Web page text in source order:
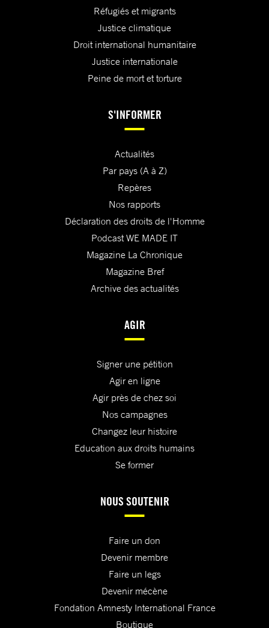
Réfugiés et migrants
Justice climatique
Droit international humanitaire
Justice internationale
Peine de mort et torture
S'INFORMER
Actualités
Par pays (A à Z)
Repères
Nos rapports
Déclaration des droits de l'Homme
Podcast WE MADE IT
Magazine La Chronique
Magazine Bref
Archive des actualités
AGIR
Signer une pétition
Agir en ligne
Agir près de chez soi
Nos campagnes
Changez leur histoire
Education aux droits humains
Se former
NOUS SOUTENIR
Faire un don
Devenir membre
Faire un legs
Devenir mécène
Fondation Amnesty International France
Boutique